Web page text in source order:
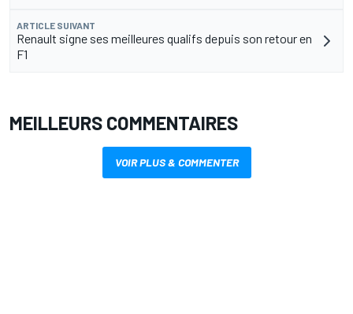
ARTICLE SUIVANT
Renault signe ses meilleures qualifs depuis son retour en
F1
MEILLEURS COMMENTAIRES
VOIR PLUS & COMMENTER